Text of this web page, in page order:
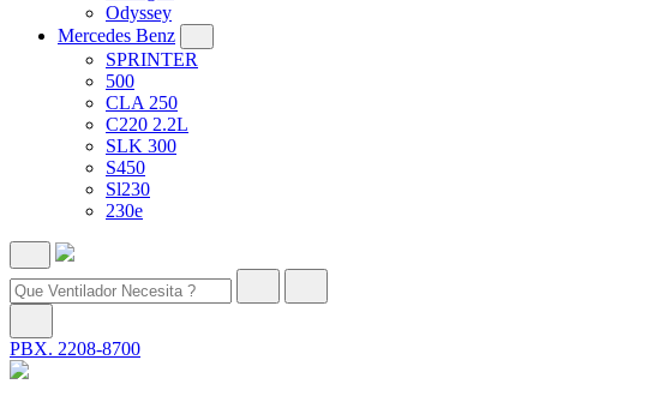
Odyssey
Mercedes Benz
SPRINTER
500
CLA 250
C220 2.2L
SLK 300
S450
Sl230
230e
PBX. 2208-8700